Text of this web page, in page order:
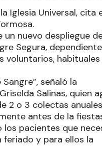
Iglesia Universal, cita
nuevo despliegue
Segura,
voluntarios,
señaló la
Salinas, quien
2 o 3 colectas
antes de la
los pacientes que
y para ellos la